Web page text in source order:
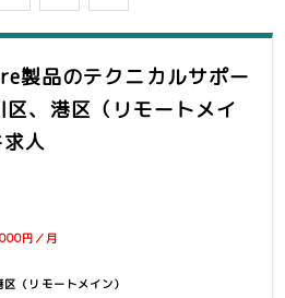
製品のテクニカルサポー
区、港区（リモートメイ
人
円／月
（リモートメイン）